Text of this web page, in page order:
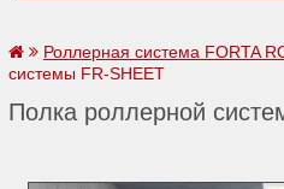
Роллерная система FORTA
системы FR-SHEET
Полка роллерной